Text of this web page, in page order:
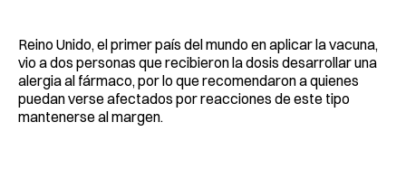
Reino Unido, el primer país del mundo en aplicar la vacuna,
vio a dos personas que recibieron la dosis desarrollar una
alergia al fármaco, por lo que recomendaron a quienes
puedan verse afectados por reacciones de este tipo
mantenerse al margen.